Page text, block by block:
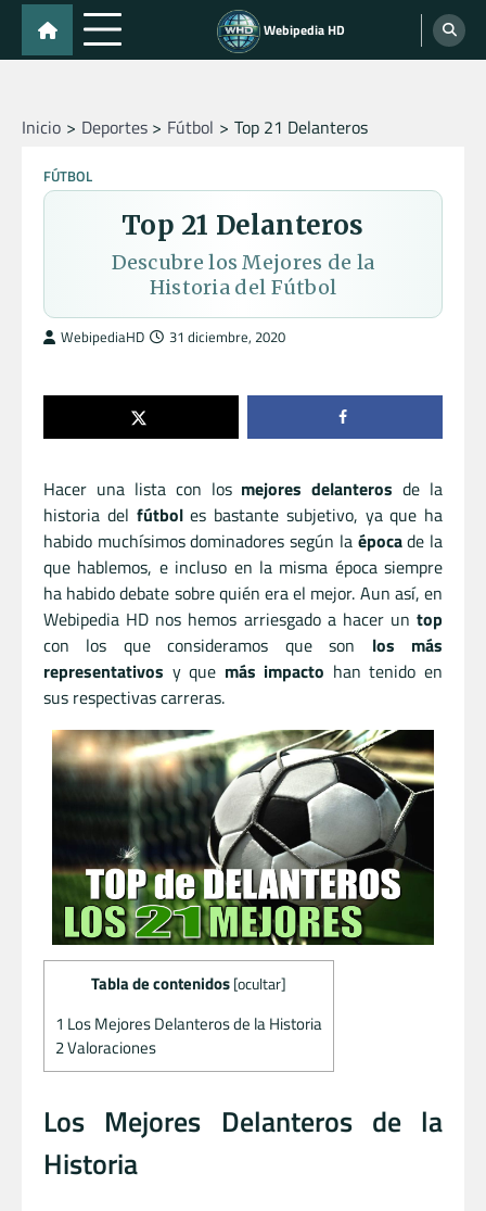
Skip
content
Webipedia HD
Inicio Deportes Fútbol Top 21 Delanteros
FÚTBOL
Top 21 Delanteros
Descubre los Mejores de la
Historia del Fútbol
WebipediaHD 31 diciembre, 2020
Hacer una lista con los mejores delanteros de la
historia del fútboles bastante subjetivo, ya que ha
habido muchísimos dominadores según la épocade la
que hablemos, e incluso en la misma época siempre
ha habido debate sobre quién era el mejor. Aun así, en
Webipedia HD nos hemos arriesgado a hacer un top
con los que consideramos que son los más
representativos y que más impacto han tenido en
sus respectivas carreras.
Tabla de contenidos [ocultar]
1 Los Mejores Delanteros de la Historia
2Valoraciones
Los Mejores Delanteros de la
Historia